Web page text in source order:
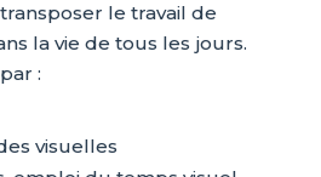
le travail de
la vie de tous les jours.
:
visuelles